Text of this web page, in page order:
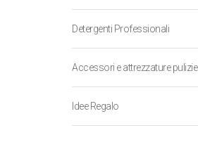
Detergenti Professionali
Accessori e attrezzature pulizie
Idee Regalo